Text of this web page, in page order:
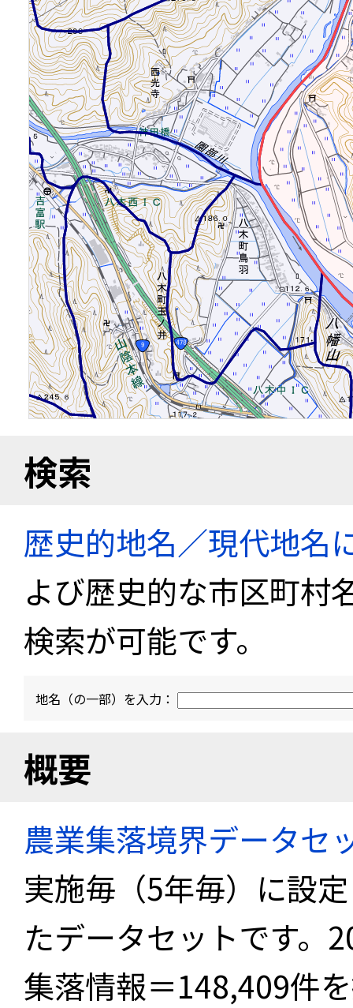
検索
歴史的地名／現代地名
よび歴史的な市区町村
検索が可能です。
地名（の一部）を入力：
概要
農業集落境界データセ
実施毎（5年毎）に設
たデータセットです。
集落情報＝148,409件